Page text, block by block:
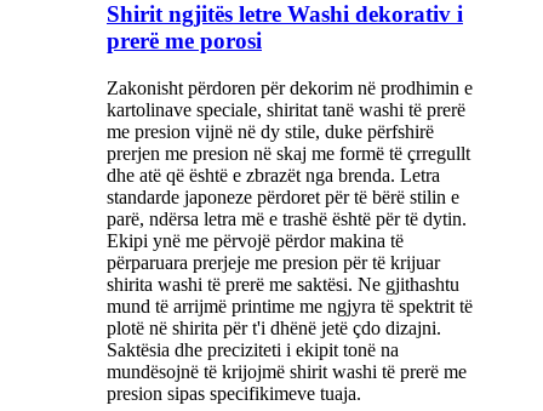
Shirit ngjitës letre Washi dekorativ i
prerë me porosi
Zakonisht përdoren për dekorim në prodhimin e
kartolinave speciale, shiritat tanë washi të prerë
me presion vijnë në dy stile, duke përfshirë
prerjen me presion në skaj me formë të çrregullt
dhe atë që është e zbrazët nga brenda. Letra
standarde japoneze përdoret për të bërë stilin e
parë, ndërsa letra më e trashë është për të dytin.
Ekipi ynë me përvojë përdor makina të
përparuara prerjeje me presion për të krijuar
shirita washi të prerë me saktësi. Ne gjithashtu
mund të arrijmë printime me ngjyra të spektrit të
plotë në shirita për t'i dhënë jetë çdo dizajni.
Saktësia dhe preciziteti i ekipit tonë na
mundësojnë të krijojmë shirit washi të prerë me
presion sipas specifikimeve tuaja.